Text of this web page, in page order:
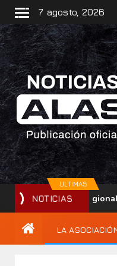
7 agosto, 2026
ULTIMAS
NOTICIAS
regional con el
LA